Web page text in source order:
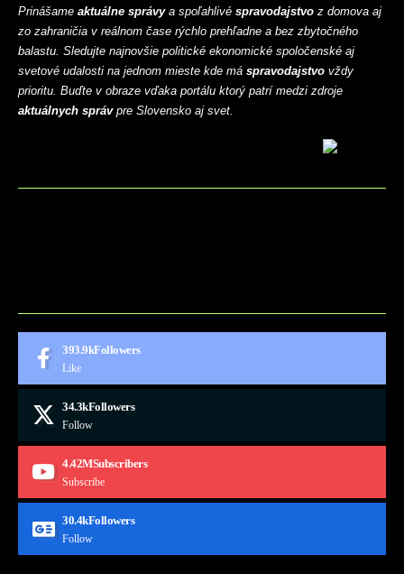
Prinášame aktuálne správya spoľahlivé spravodajstvo z domova aj
zo zahraničia v reálnom čase rýchlo prehľadne a bez zbytočného
balastu. Sledujte najnovšie politické ekonomické spoločenské aj
svetové udalosti na jednom mieste kde má spravodajstvo vždy
prioritu. Buďte v obraze vďaka portálu ktorý patrí medzi zdroje
aktuálnych správpre Slovensko aj svet.
393.9kFollowers
Like
34.3kFollowers
Follow
4.42MSubscribers
Subscribe
30.4kFollowers
Follow